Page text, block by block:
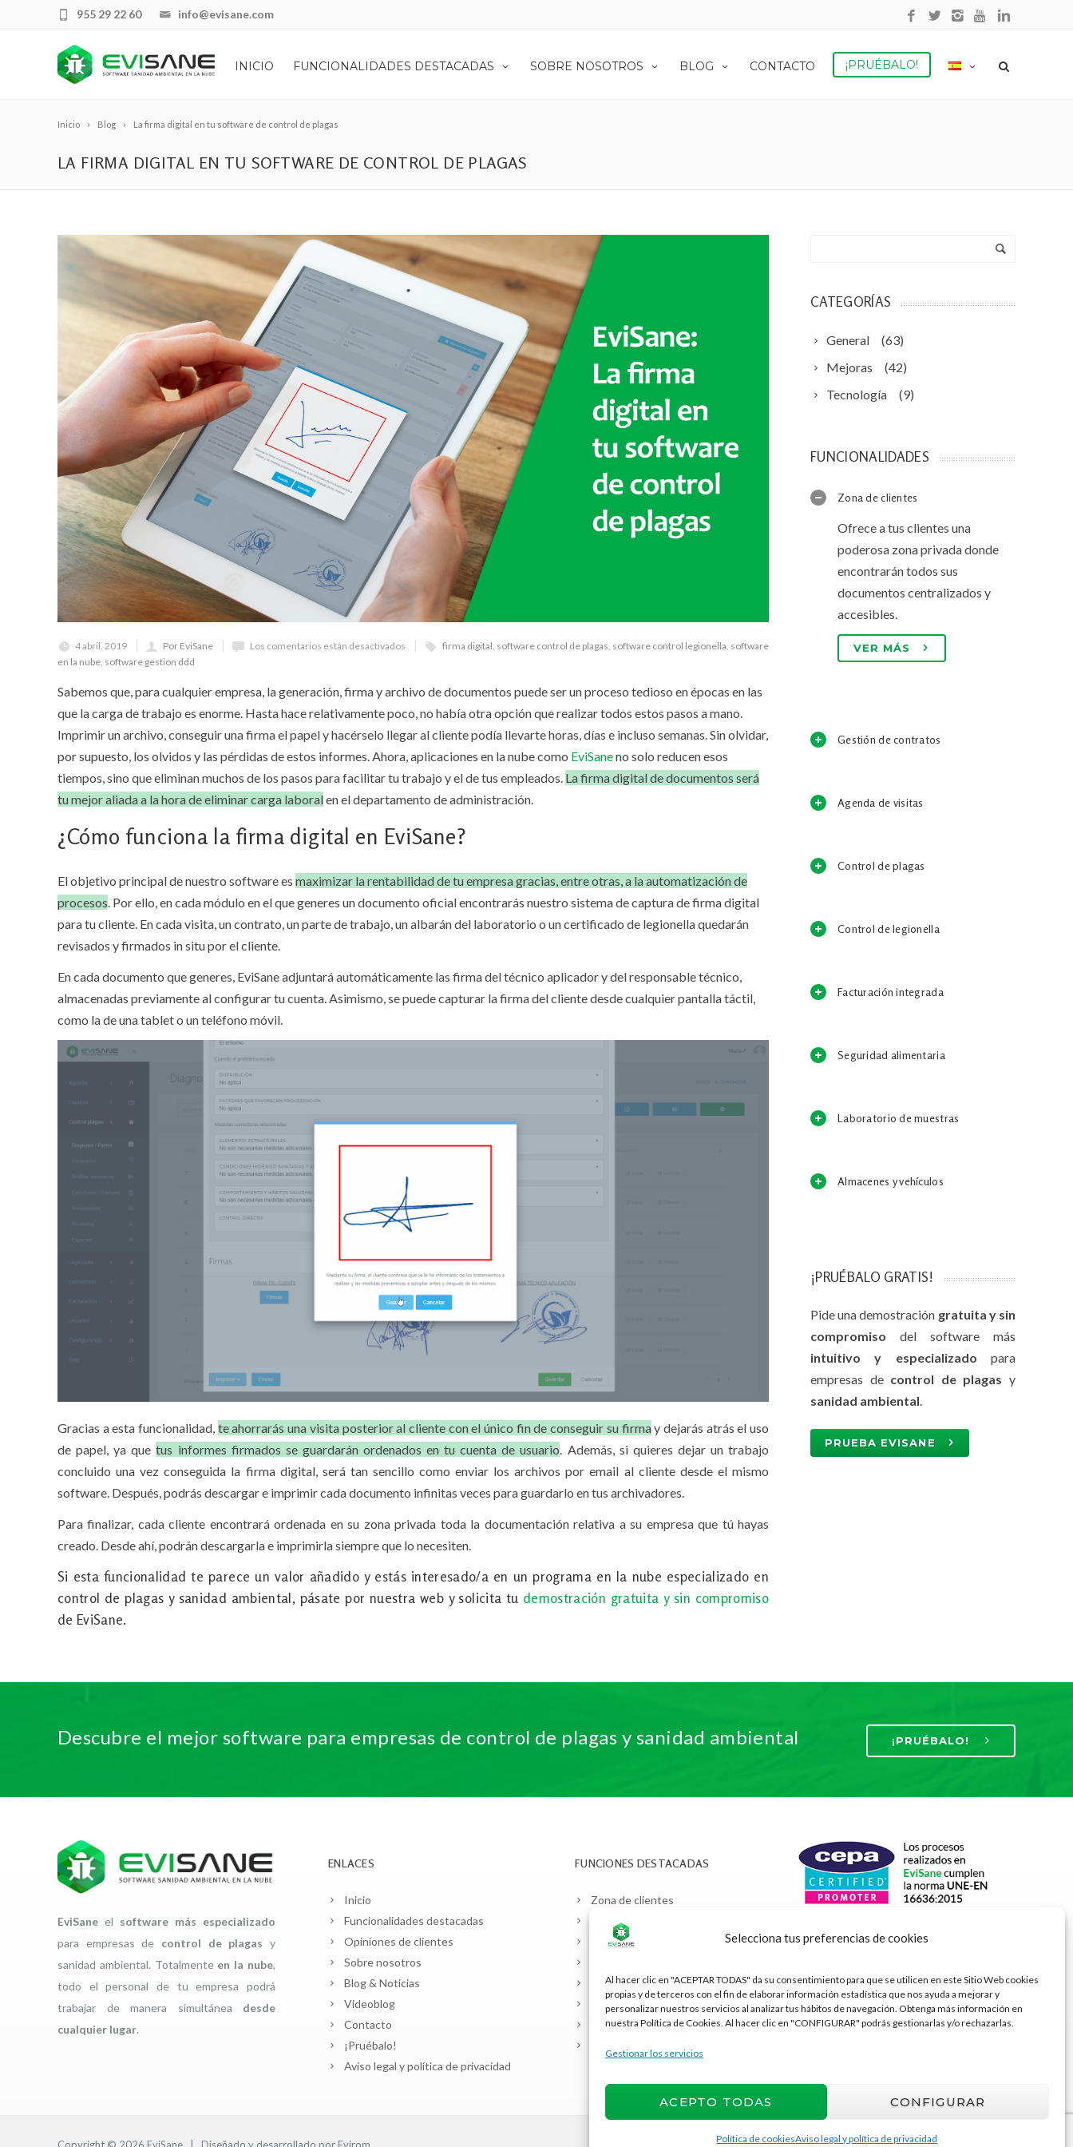
Selecciona tus preferencias de cookies
Al hacer clic en "ACEPTAR TODAS" da su consentimiento para que se utilicen en este Sitio Web cookies
propias y de terceros con el fin de elaborar información estadística que nos ayuda a mejorar y
personalizar nuestros servicios al analizar tus hábitos de navegación. Obtenga más información en
nuestra Política de Cookies. Al hacer clic en "CONFIGURAR" podrás gestionarlas y/o rechazarlas.
Gestionar los servicios
ACEPTO TODAS CONFIGURAR
Política de cookiesAviso legal y política de privacidad
info@evisane.com
955 29 22 60
INICIO FUNCIONALIDADES DESTACADAS SOBRE NOSOTROS BLOG CONTACTO ¡PRUÉBALO!
Inicio Blog La firma digital en tu software de control de plagas
LA FIRMA DIGITAL EN TU SOFTWARE DE CONTROL DE PLAGAS
4 abril, 2019 Por EviSane Los comentarios están desactivados firma digital, software control de plagas, software control legionella, software
en la nube, software gestion ddd
Sabemos que, para cualquier empresa, la generación, firma y archivo de documentos puede ser un proceso tedioso en épocas en las
que la carga de trabajo es enorme. Hasta hace relativamente poco, no había otra opción que realizar todos estos pasos a mano.
Imprimir un archivo, conseguir una firma el papel y hacérselo llegar al cliente podía llevarte horas, días e incluso semanas. Sin olvidar,
por supuesto, los olvidos y las pérdidas de estos informes. Ahora, aplicaciones en la nube como EviSaneno solo reducen esos
tiempos, sino que eliminan muchos de los pasos para facilitar tu trabajo y el de tus empleados. La firma digital de documentos será
tu mejor aliada a la hora de eliminar carga laboralen el departamento de administración.
¿Cómo funciona la firma digital en EviSane?
El objetivo principal de nuestro software es maximizar la rentabilidad de tu empresa gracias, entre otras, a la automatización de
procesos. Por ello, en cada módulo en el que generes un documento oficial encontrarás nuestro sistema de captura de firma digital
para tu cliente. En cada visita, un contrato, un parte de trabajo, un albarán del laboratorio o un certificado de legionella quedarán
revisados y firmados in situ por el cliente.
En cada documento que generes, EviSane adjuntará automáticamente las firma del técnico aplicador y del responsable técnico,
almacenadas previamente al configurar tu cuenta. Asimismo, se puede capturar la firma del cliente desde cualquier pantalla táctil,
como la de una tablet o un teléfono móvil.
Gracias a esta funcionalidad, te ahorrarás una visita posterior al cliente con el único fin de conseguir su firmay dejarás atrás el uso
de papel, ya quetus informes firmados se guardarán ordenados en tu cuenta de usuario . Además, si quieres dejar un trabajo
concluido una vez conseguida la firma digital, será tan sencillo como enviar los archivos por email al cliente desde el mismo
software. Después, podrás descargar e imprimir cada documento infinitas veces para guardarlo en tus archivadores.
Para finalizar, cada cliente encontrará ordenada en su zona privada toda la documentación relativa a su empresa que tú hayas
creado. Desde ahí, podrán descargarla e imprimirla siempre que lo necesiten.
Si esta funcionalidad te parece un valor añadido y estás interesado/a en un programa en la nube especializado en
control de plagas y sanidad ambiental, pásate por nuestra web y solicita tu demostración gratuita y sin compromiso
de EviSane.
CATEGORÍAS
General
(63)
Mejoras
(42)
Tecnología
(9)
FUNCIONALIDADES
Zona de clientes
Ofrece a tus clientes una
poderosa zona privada donde
encontrarán todos sus
documentos centralizados y
accesibles.
VER MÁS
Gestión de contratos
Agenda de visitas
Control de plagas
Control de legionella
Facturación integrada
Seguridad alimentaria
Laboratorio de muestras
Almacenes y vehículos
¡PRUÉBALO GRATIS!
Pide una demostración gratuita y sin
compromiso del software más
intuitivo y especializado para
empresas de control de plagas y
sanidad ambiental.
PRUEBA EVISANE
Descubre el mejor software para empresas de control de plagas y sanidad ambiental ¡PRUÉBALO!
EviSane el software más especializado
para empresas de control de plagas y
sanidad ambiental. Totalmente en la nube,
todo el personal de tu empresa podrá
trabajar de manera simultánea desde
cualquier lugar.
ENLACES
Inicio
Funcionalidades destacadas
Opiniones de clientes
Sobre nosotros
Blog & Noticias
Videoblog
Contacto
¡Pruébalo!
Aviso legal y política de privacidad
FUNCIONES DESTACADAS
Zona de clientes
Planificación y contratos
Control de plagas
Seguridad alimentaria
Laboratorio de muestras
Almacenes y vehículos